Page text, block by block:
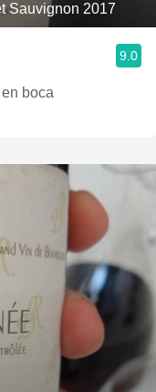
Sauvignon 2017
9.0
boca